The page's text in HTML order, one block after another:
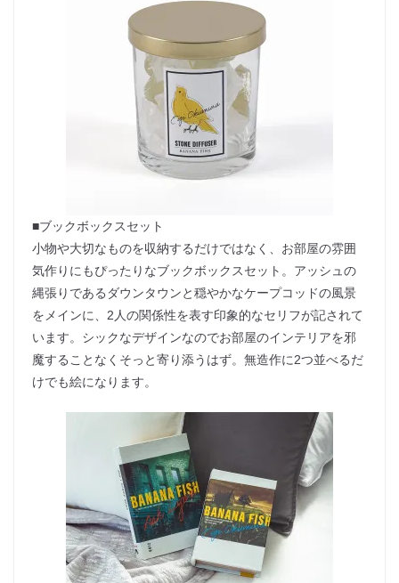
■ブックボックスセット
小物や大切なものを収納するだけではなく、お部屋の雰囲
気作りにもぴったりなブックボックスセット。アッシュの
縄張りであるダウンタウンと穏やかなケープコッドの風景
をメインに、2人の関係性を表す印象的なセリフが記されて
います。シックなデザインなのでお部屋のインテリアを邪
魔することなくそっと寄り添うはず。無造作に2つ並べるだ
けでも絵になります。